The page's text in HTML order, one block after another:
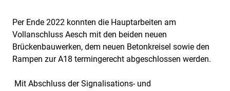
Per Ende 2022 konnten die Hauptarbeiten am
Vollanschluss Aesch mit den beiden neuen
Brückenbauwerken, dem neuen Betonkreisel sowie den
Rampen zur A18 termingerecht abgeschlossen werden.
Mit Abschluss der Signalisations- und